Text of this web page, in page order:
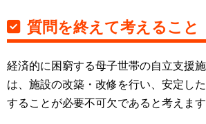
質問を終えて考えること
経済的に困窮する母子世帯の自立支援
は、施設の改築・改修を行い、安定し
することが必要不可欠であると考えます